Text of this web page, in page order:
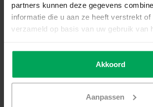
partners kunnen deze gegevens
informatie die u aan ze heeft verstrekt of
verzameld op basis van uw gebruik van
Akkoord
Aanpassen
HR glas
Indien u beschikt over hoogrendementsglas
Triple), is het niet toegestaan om de PPC30
thermische breuk in het HR glas. U dient een
voorkomt de kans op een thermische breuk.